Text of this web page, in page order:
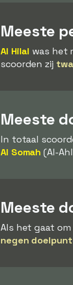
Meeste
Al Hilal was het
scoorden zij
Meeste
In totaal
Al Somah (Al-
Meeste
Als het gaat
negen